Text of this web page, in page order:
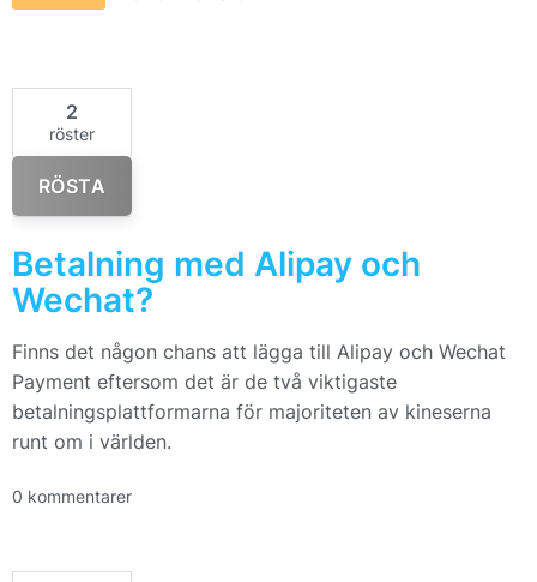
2
röster
RÖSTA
Betalning med Alipay och
Wechat?
Finns det någon chans att lägga till Alipay och Wechat
Payment eftersom det är de två viktigaste
betalningsplattformarna för majoriteten av kineserna
runt om i världen.
0 kommentarer